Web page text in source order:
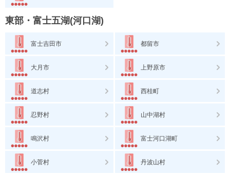
東部・富士五湖(河口湖)
富士吉田市 都留市
大月市 上野原市
道志村 西桂町
忍野村 山中湖村
鳴沢村 富士河口湖町
小菅村 丹波山村